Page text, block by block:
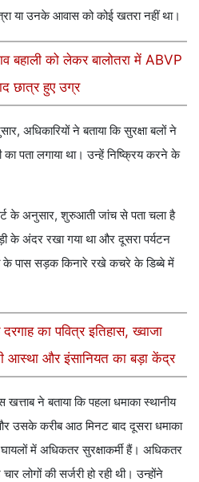
या उनके आवास को कोई खतरा नहीं था।
बहाली को लेकर बालोतरा में ABVP
छात्र हुए उग्र
अधिकारियों ने बताया कि सुरक्षा बलों ने
पता लगाया था। उन्हें निष्क्रिय करने के
के अनुसार, शुरुआती जांच से पता चला है
के अंदर रखा गया था और दूसरा पर्यटन
के पास सड़क किनारे रखे कचरे के डिब्बे में
का पवित्र इतिहास, ख्वाजा
आस्था और इंसानियत का बड़ा केंद्र
ने बताया कि पहला धमाका स्थानीय
उसके करीब आठ मिनट बाद दूसरा धमाका
में अधिकतर सुरक्षाकर्मी हैं। अधिकतर
लोगों की सर्जरी हो रही थी। उन्होंने